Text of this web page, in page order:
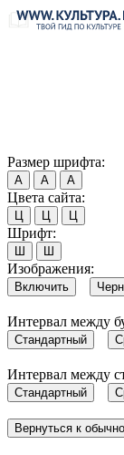
Размер шрифта:
А А А
Цвета сайта:
Ц Ц Ц
Шрифт:
Ш Ш
Изображения:
Включить
Интервал между
Стандартный
Интервал между
Стандартный
Вернуться к